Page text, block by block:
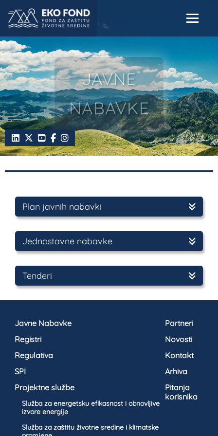
JAVNE
NABAVKE
Plan javnih nabavki
Jednostavne nabavke
Tenderi
Javne Nabavke
Registri
Regulativa
SPI
Projektne službe
Služba za energetsku efikasnost i obnovljive
izvore energije
Služba za zaštitu životne sredine i klimatske
Partneri
Novosti
Kontakt
Arhiva
Pitanja
korisnika